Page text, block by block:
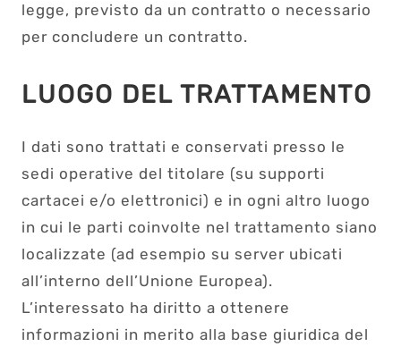
legge, previsto da un contratto o necessario
per concludere un contratto.
LUOGO DEL TRATTAMENTO
I dati sono trattati e conservati presso le
sedi operative del titolare (su supporti
cartacei e/o elettronici) e in ogni altro luogo
in cui le parti coinvolte nel trattamento siano
localizzate (ad esempio su server ubicati
all’interno dell’Unione Europea).
L’interessato ha diritto a ottenere
informazioni in merito alla base giuridica del